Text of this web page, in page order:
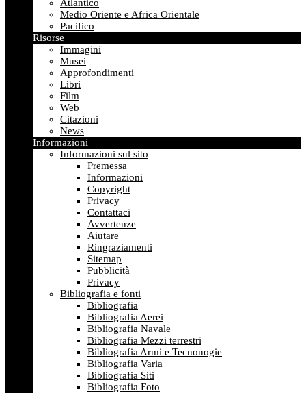
Atlantico
Medio Oriente e Africa Orientale
Pacifico
Risorse
Immagini
Musei
Approfondimenti
Libri
Film
Web
Citazioni
News
Informazioni
Informazioni sul sito
Premessa
Informazioni
Copyright
Privacy
Contattaci
Avvertenze
Aiutare
Ringraziamenti
Sitemap
Pubblicità
Privacy
Bibliografia e fonti
Bibliografia
Bibliografia Aerei
Bibliografia Navale
Bibliografia Mezzi terrestri
Bibliografia Armi e Tecnonogie
Bibliografia Varia
Bibliografia Siti
Bibliografia Foto